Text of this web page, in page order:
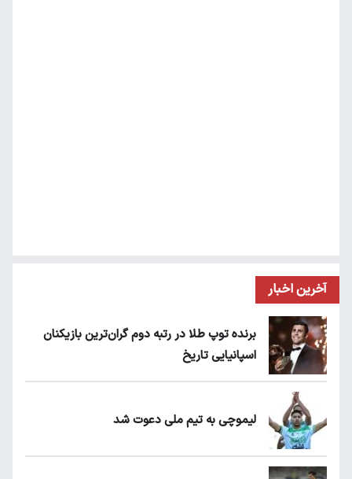
آخرین اخبار
برنده توپ طلا در رتبه دوم گران‌ترین بازیکنان
اسپانیایی تاریخ
لیموچی به تیم ملی دعوت شد